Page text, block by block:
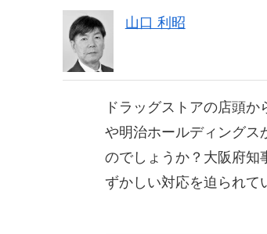
山口 利昭
ドラッグストアの店頭
や明治ホールディングス
のでしょうか？大阪府知
ずかしい対応を迫られて